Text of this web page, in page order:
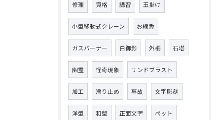
修理 資格 講習 玉掛け
小型移動式クレーン お線香
ガスバーナー 白御影 外柵 石塔
幽霊 怪奇現象 サンドブラスト
加工 滑り止め 事故 文字彫刻
洋型 和型 正面文字 ペット